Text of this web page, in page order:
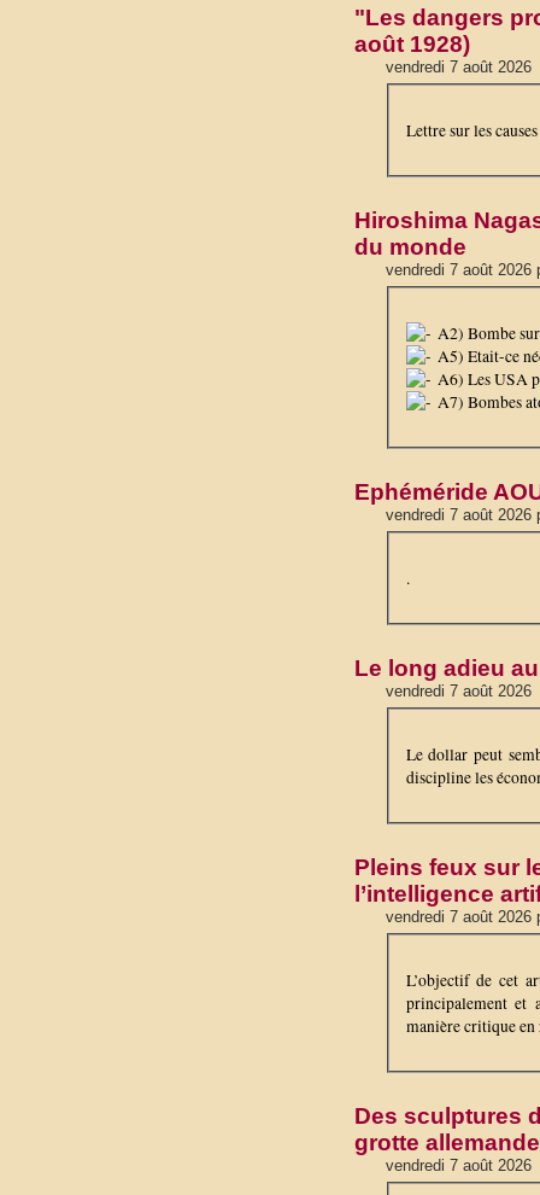
"Les dangers
août 1928)
vendredi 7 août 2026
Lettre sur les
Hiroshima
du monde
vendredi 7 août 2026
A2) Bombe
A5) Etait-ce
A6) Les USA
A7) Bombes
Ephéméride
vendredi 7 août 2026
.
Le long adieu
vendredi 7 août 2026
Le dollar peut
discipline les
Pleins feux sur
l’intelligence
vendredi 7 août 2026
L’objectif de cet
principalement et
manière critique
Des sculptures
grotte allemande
vendredi 7 août 2026